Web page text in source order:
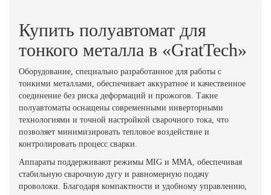
Купить полуавтомат для
тонкого металла в «GratTech»
Оборудование, специально разработанное для работы с
тонкими металлами, обеспечивает аккуратное и качественное
соединение без риска деформаций и прожогов. Такие
полуавтоматы оснащены современными инверторными
технологиями и точной настройкой сварочного тока, что
позволяет минимизировать тепловое воздействие и
контролировать процесс сварки.
Аппараты поддерживают режимы MIG и MMA, обеспечивая
стабильную сварочную дугу и равномерную подачу
проволоки. Благодаря компактности и удобному управлению,